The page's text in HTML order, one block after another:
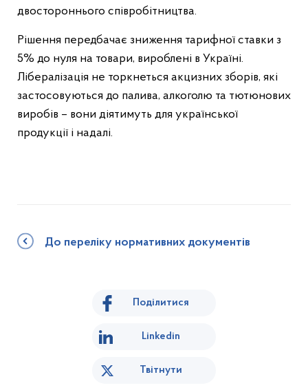
двостороннього співробітництва.
Рішення передбачає зниження тарифної ставки з
5% до нуля на товари, вироблені в Україні.
Лібералізація не торкнеться акцизних зборів, які
застосовуються до палива, алкоголю та тютюнових
виробів – вони діятимуть для української
продукції і надалі.
До переліку нормативних документів
Поділитися
Linkedin
Твітнути